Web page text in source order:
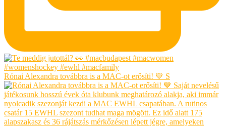
Rónai Alexandra továbbra is a MAC-ot erősíti! 💙 S